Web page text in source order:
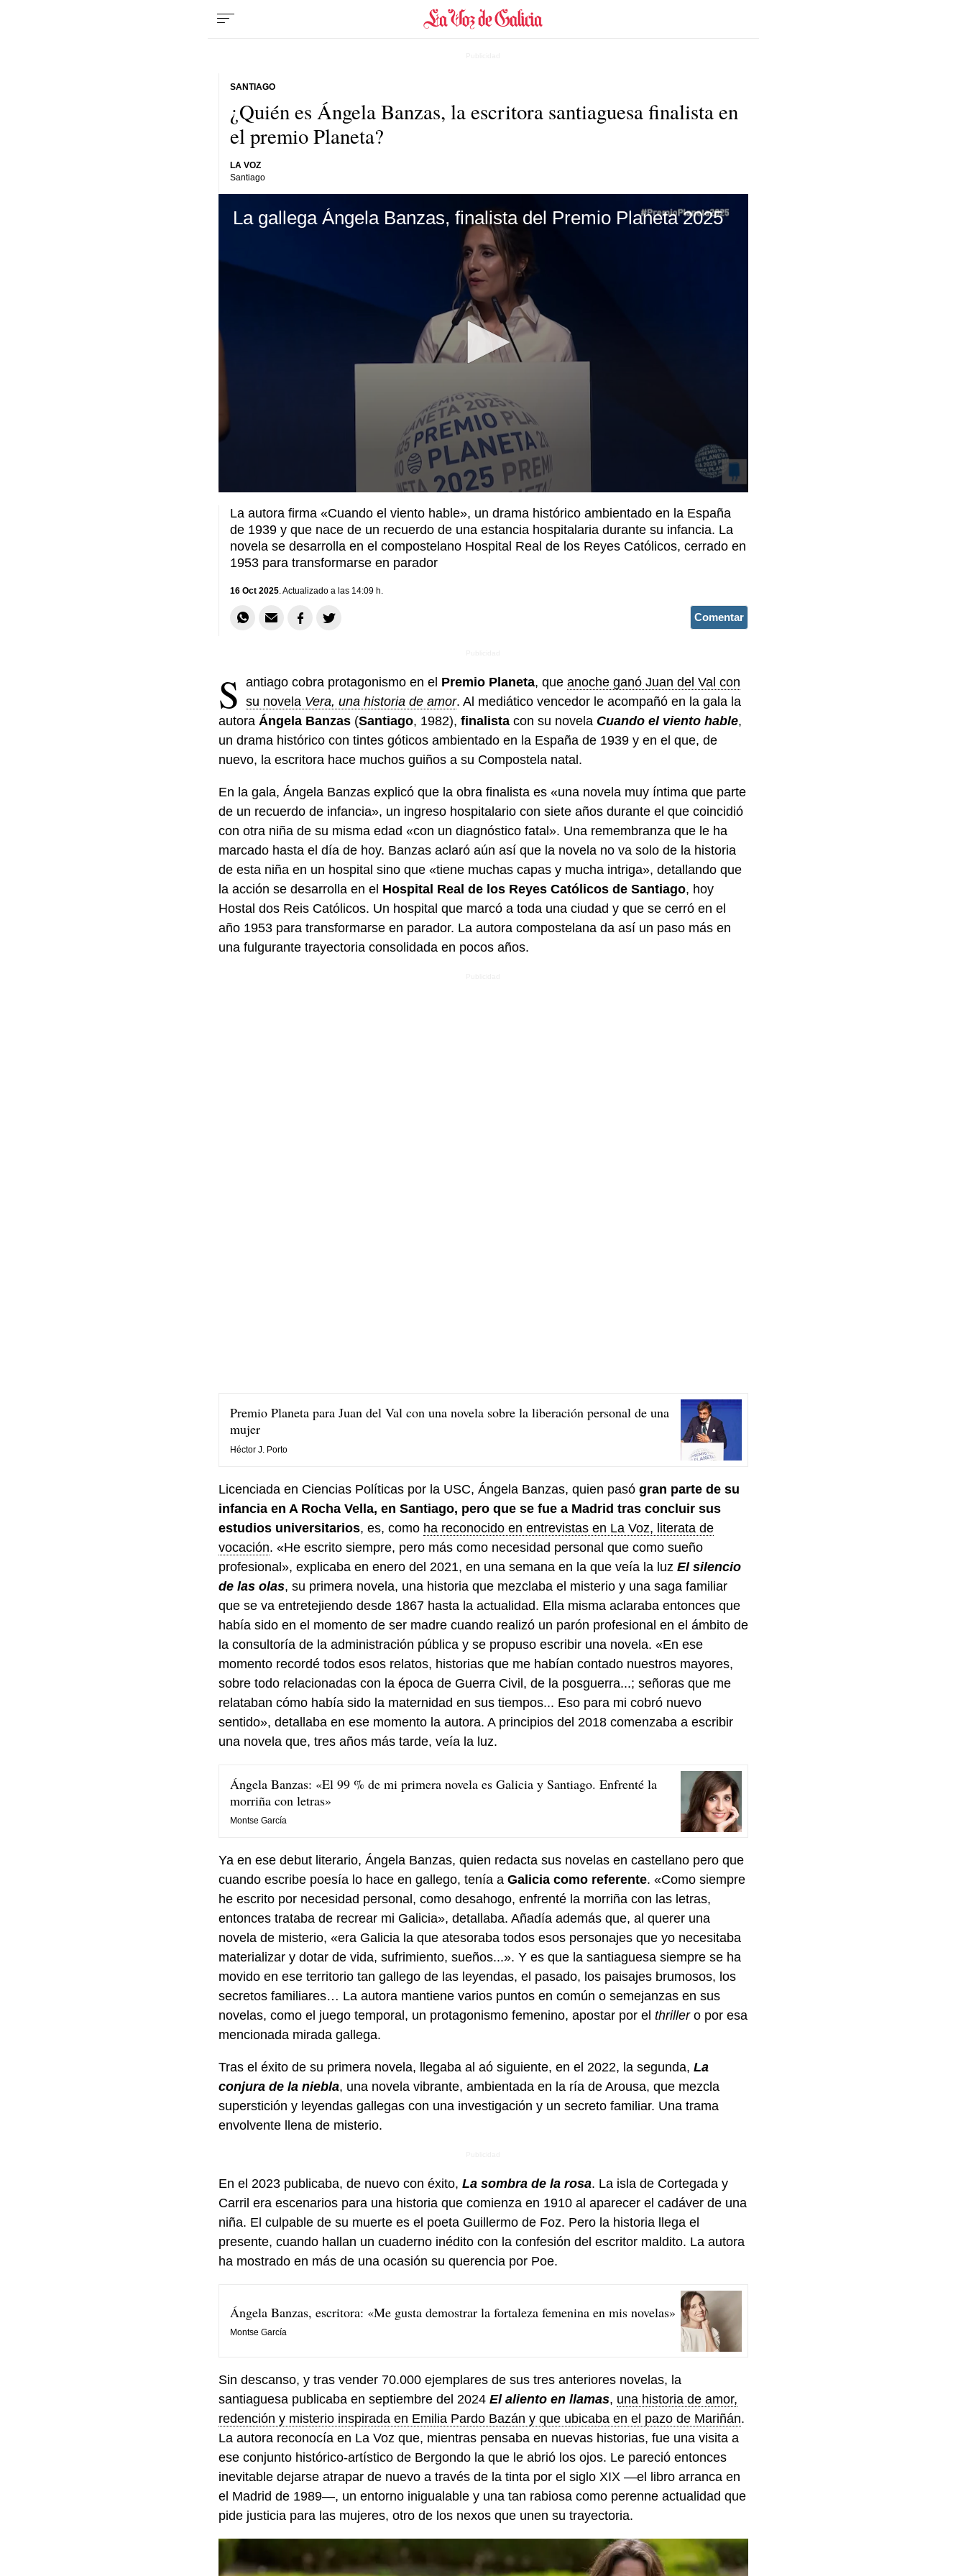
¿Quién es Ángela Banzas, la escritora santiaguesa finalista en
el premio Planeta?
SANTIAGO
LA VOZ
Santiago
La autora firma «Cuando el viento hable», un drama histórico ambientado en la España
de 1939 y que nace de un recuerdo de una estancia hospitalaria durante su infancia. La
novela se desarrolla en el compostelano Hospital Real de los Reyes Católicos, cerrado en
1953 para transformarse en parador
16 Oct 2025. Actualizado a las 14:09 h.
Comentar
S antiago cobra protagonismo en el Premio Planeta, que anoche ganó Juan del Val con
su novela Vera, una historia de amor. Al mediático vencedor le acompañó en la gala la
autora Ángela Banzas(Santiago, 1982), finalistacon su novela Cuando el viento hable,
un drama histórico con tintes góticos ambientado en la España de 1939 y en el que, de
nuevo, la escritora hace muchos guiños a su Compostela natal.
En la gala, Ángela Banzas explicó que la obra finalista es «una novela muy íntima que parte
de un recuerdo de infancia», un ingreso hospitalario con siete años durante el que coincidió
con otra niña de su misma edad «con un diagnóstico fatal». Una remembranza que le ha
marcado hasta el día de hoy. Banzas aclaró aún así que la novela no va solo de la historia
de esta niña en un hospital sino que «tiene muchas capas y mucha intriga», detallando que
la acción se desarrolla en el Hospital Real de los Reyes Católicos de Santiago, hoy
Hostal dos Reis Católicos. Un hospital que marcó a toda una ciudad y que se cerró en el
año 1953 para transformarse en parador. La autora compostelana da así un paso más en
una fulgurante trayectoria consolidada en pocos años.
Premio Planeta para Juan del Val con una novela sobre la liberación personal de una
mujer
Héctor J. Porto
Licenciada en Ciencias Políticas por la USC, Ángela Banzas, quien pasó gran parte de su
infancia en A Rocha Vella, en Santiago, pero que se fue a Madrid tras concluir sus
estudios universitarios, es, como ha reconocido en entrevistas en La Voz, literata de
vocación. «He escrito siempre, pero más como necesidad personal que como sueño
profesional», explicaba en enero del 2021, en una semana en la que veía la luz El silencio
de las olas, su primera novela, una historia que mezclaba el misterio y una saga familiar
que se va entretejiendo desde 1867 hasta la actualidad. Ella misma aclaraba entonces que
había sido en el momento de ser madre cuando realizó un parón profesional en el ámbito de
la consultoría de la administración pública y se propuso escribir una novela. «En ese
momento recordé todos esos relatos, historias que me habían contado nuestros mayores,
sobre todo relacionadas con la época de Guerra Civil, de la posguerra...; señoras que me
relataban cómo había sido la maternidad en sus tiempos... Eso para mi cobró nuevo
sentido», detallaba en ese momento la autora. A principios del 2018 comenzaba a escribir
una novela que, tres años más tarde, veía la luz.
Ángela Banzas: «El 99 % de mi primera novela es Galicia y Santiago. Enfrenté la
morriña con letras»
Montse García
Ya en ese debut literario, Ángela Banzas, quien redacta sus novelas en castellano pero que
cuando escribe poesía lo hace en gallego, tenía a Galicia como referente. «Como siempre
he escrito por necesidad personal, como desahogo, enfrenté la morriña con las letras,
entonces trataba de recrear mi Galicia», detallaba. Añadía además que, al querer una
novela de misterio, «era Galicia la que atesoraba todos esos personajes que yo necesitaba
materializar y dotar de vida, sufrimiento, sueños...». Y es que la santiaguesa siempre se ha
movido en ese territorio tan gallego de las leyendas, el pasado, los paisajes brumosos, los
secretos familiares… La autora mantiene varios puntos en común o semejanzas en sus
novelas, como el juego temporal, un protagonismo femenino, apostar por el thrillero por esa
mencionada mirada gallega.
Tras el éxito de su primera novela, llegaba al aó siguiente, en el 2022, la segunda, La
conjura de la niebla, una novela vibrante, ambientada en la ría de Arousa, que mezcla
superstición y leyendas gallegas con una investigación y un secreto familiar. Una trama
envolvente llena de misterio.
En el 2023 publicaba, de nuevo con éxito, La sombra de la rosa. La isla de Cortegada y
Carril era escenarios para una historia que comienza en 1910 al aparecer el cadáver de una
niña. El culpable de su muerte es el poeta Guillermo de Foz. Pero la historia llega el
presente, cuando hallan un cuaderno inédito con la confesión del escritor maldito. La autora
ha mostrado en más de una ocasión su querencia por Poe.
Ángela Banzas, escritora: «Me gusta demostrar la fortaleza femenina en mis novelas»
Montse García
Sin descanso, y tras vender 70.000 ejemplares de sus tres anteriores novelas, la
santiaguesa publicaba en septiembre del 2024 El aliento en llamas, una historia de amor,
redención y misterio inspirada en Emilia Pardo Bazán y que ubicaba en el pazo de Mariñán.
La autora reconocía en La Voz que, mientras pensaba en nuevas historias, fue una visita a
ese conjunto histórico-artístico de Bergondo la que le abrió los ojos. Le pareció entonces
inevitable dejarse atrapar de nuevo a través de la tinta por el siglo XIX —el libro arranca en
el Madrid de 1989—, un entorno inigualable y una tan rabiosa como perenne actualidad que
pide justicia para las mujeres, otro de los nexos que unen su trayectoria.